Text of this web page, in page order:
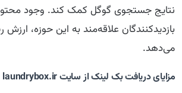
نتایج جستجوی گوگل کمک کند. وجود
بازدیدکنندگان علاقه‌مند به این حوزه، ارزش
می‌دهد.
مزایای دریافت بک لینک از سایت laundrybox.ir